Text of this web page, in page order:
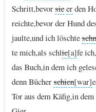
Schritt,bevorsieerden
reichte,bevorderHund
jaulte,undichlöschte
temich,als schlie feich,
das Buch,indemich
dennBücherschien
Toraus demKäfig,indem